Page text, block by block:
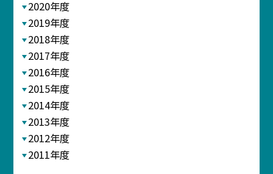
2020年度
2019年度
2018年度
2017年度
2016年度
2015年度
2014年度
2013年度
2012年度
2011年度